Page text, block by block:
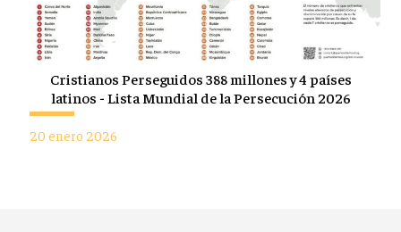
Cristianos Perseguidos 388 millones y 4 países
latinos - Lista Mundial de la Persecución 2026
20 enero 2026